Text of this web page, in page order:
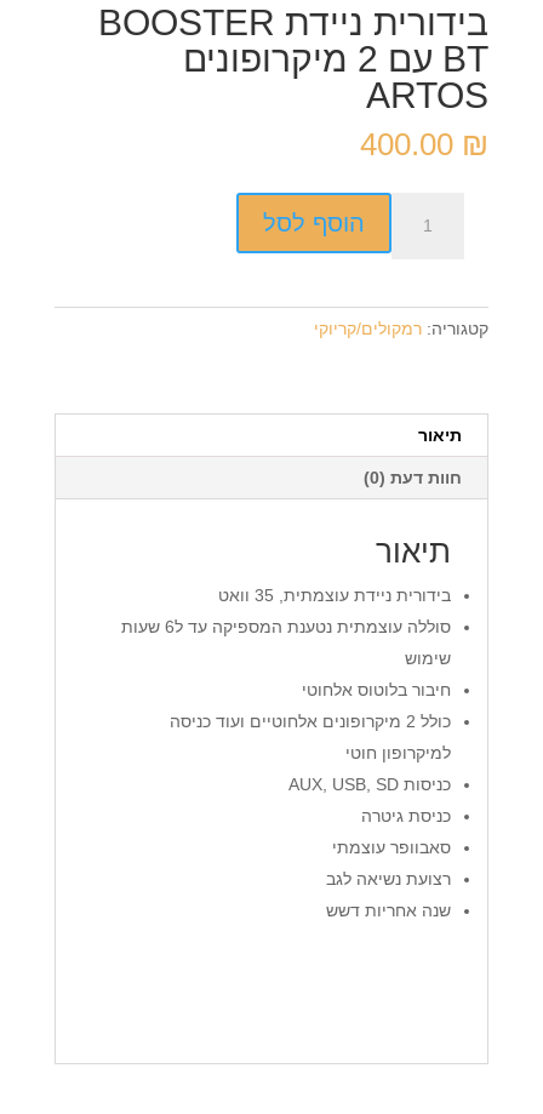
בידורית ניידת BOOSTER
BT עם 2 מיקרופונים
ARTOS
400.00 ₪
מיקרופונים
ARTOS
הוסף לסל
קטגוריה: רמקולים/קריוקי
תיאור
חוות דעת (0)
תיאור
בידורית ניידת עוצמתית, 35 וואט
סוללה עוצמתית נטענת המספיקה עד ל6 שעות
שימוש
חיבור בלוטוס אלחוטי
כולל 2 מיקרופונים אלחוטיים ועוד כניסה
למיקרופון חוטי
כניסות AUX, USB, SD
כניסת גיטרה
סאבוופר עוצמתי
רצועת נשיאה לגב
שנה אחריות דשש